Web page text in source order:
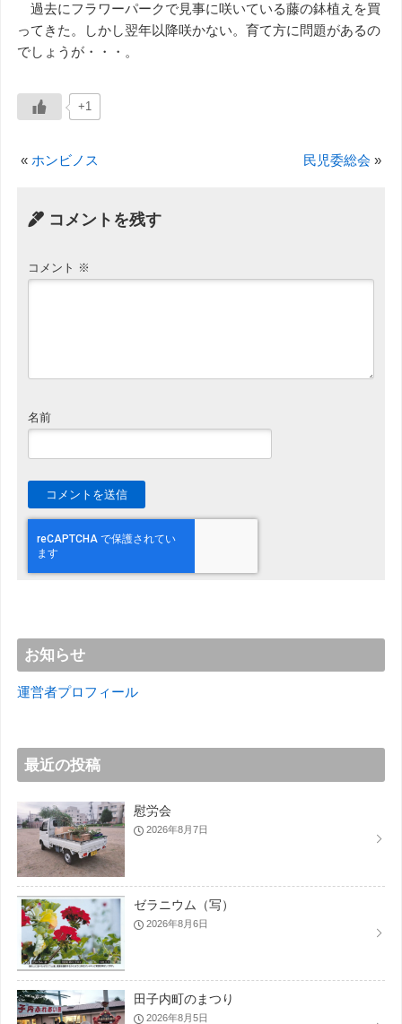
過去にフラワーパークで見事に咲いている藤の鉢植えを買
ってきた。しかし翌年以降咲かない。育て方に問題があるの
でしょうが・・・。
+1
« ホンビノス 民児委総会 »
コメントを残す
コメント ※
名前
お知らせ
運営者プロフィール
最近の投稿
慰労会
2026年8月7日
ゼラニウム（写）
2026年8月6日
田子内町のまつり
2026年8月5日